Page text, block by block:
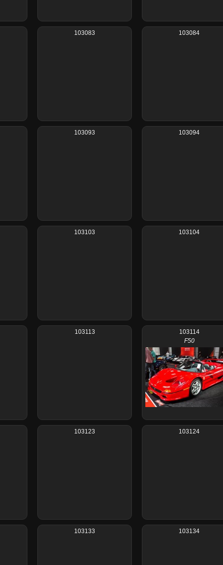
103083 103084
103093 103094
103103 103104
103113
103114
F50
103123 103124
103133 103134